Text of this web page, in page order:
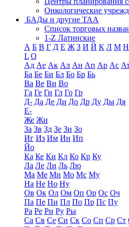
Онкологические
БАДы и другие ТАА
Список торговых
1-Z Латинские
А Б В Г Д Е Ж З И Й К Л М Н
L Q
Ад Ае Ак Ал Ан Ап Ар Ас
Ба Бе Би Бл Бо Бр Бь
Ва Ве Ви Во
Га Ге Ги Гл Го Гр
Д- Да Де Ди До Др Ду Ды Дя
Е-
Же Жи
За Зв Зд Зе Зи Зо
Иг Из Им Ин Ип
Йо
Ка Ке Ки Кл Ко Кр Ку
Ла Ле Ли Ль Лю
Ма Ме Ми Мо Мс Му
На Не Но Ну
Ов Ок Ол Ом Оп Ор Ос Оч
Па Пе Пи Пл По Пр Пс Пу
Ра Ре Ри Ру Ры
Са Св Се Си Ск Со Сп Ср Ст